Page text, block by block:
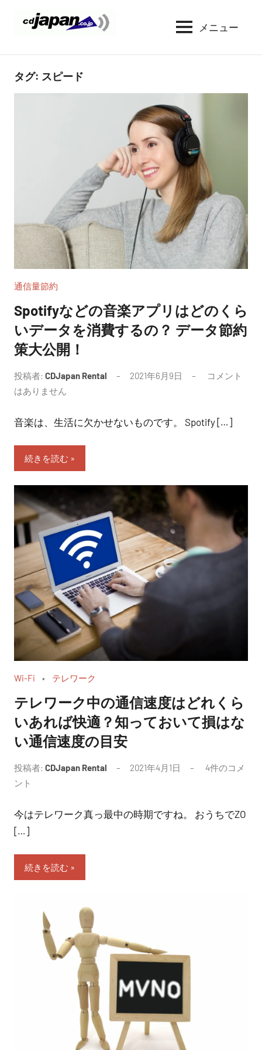
ン
CDJapan
Rental
レ
ン
タ
ル
報
と
考
察
メニュー
タグ: スピード
通信量節約
Spotifyなどの音楽アプリはどのくら
いデータを消費するの？ データ節約
策大公開！
投稿者: CDJapan Rental 2021年6月9日
コメント
はありません
音楽は、生活に欠かせないものです。 Spotify […]
続きを読む
Wi-Fi テレワーク
テレワーク中の通信速度はどれくら
いあれば快適？知っておいて損はな
い通信速度の目安
投稿者: CDJapan Rental 2021年4月1日
4件のコメ
ント
今はテレワーク真っ最中の時期ですね。 おうちでZO
[…]
続きを読む